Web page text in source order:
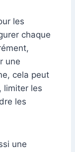
les
chaque
une
cela peut
limiter les
les
une